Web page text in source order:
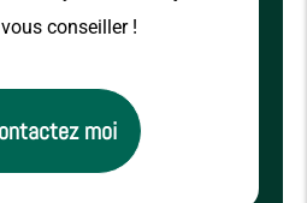
conseiller !
moi